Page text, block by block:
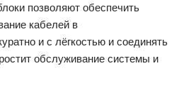
позволяют обеспечить
кабелей в
и с лёгкостью и соединять
обслуживание системы и